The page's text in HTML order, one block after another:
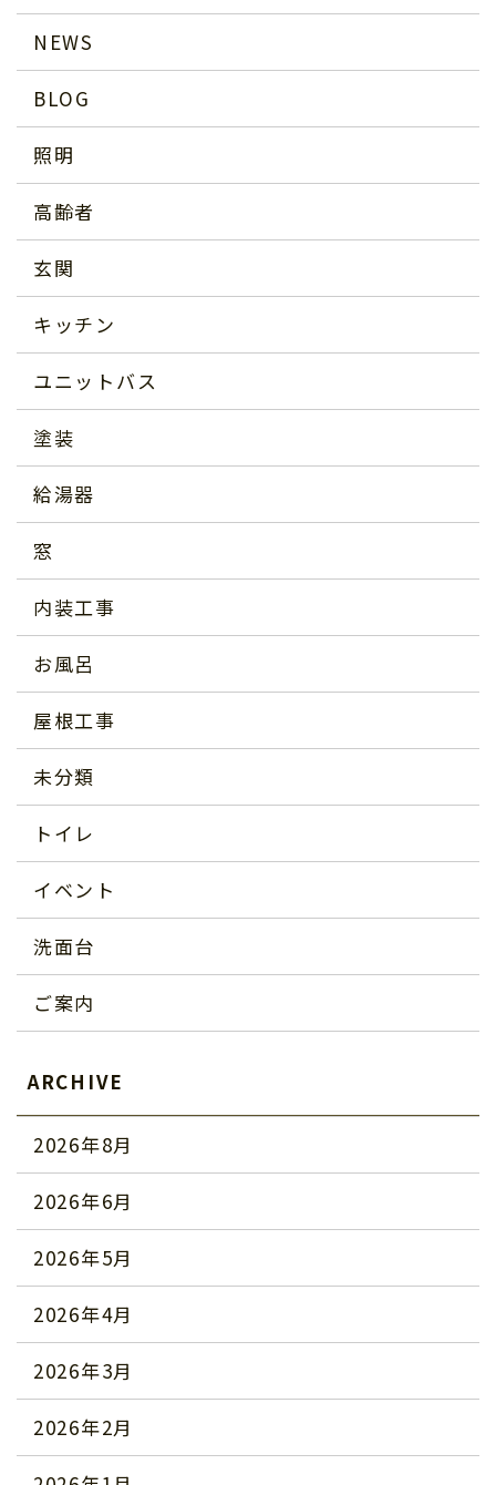
NEWS
BLOG
照明
高齢者
玄関
キッチン
ユニットバス
塗装
給湯器
窓
内装工事
お風呂
屋根工事
未分類
トイレ
イベント
洗面台
ご案内
ARCHIVE
2026年8月
2026年6月
2026年5月
2026年4月
2026年3月
2026年2月